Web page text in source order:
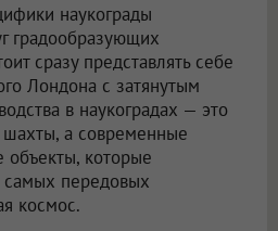
наукограды
градообразующих
сразу представлять себе
Лондона с затянутым
в наукоградах — это
шахты, а современные
объекты, которые
самых передовых
космос.